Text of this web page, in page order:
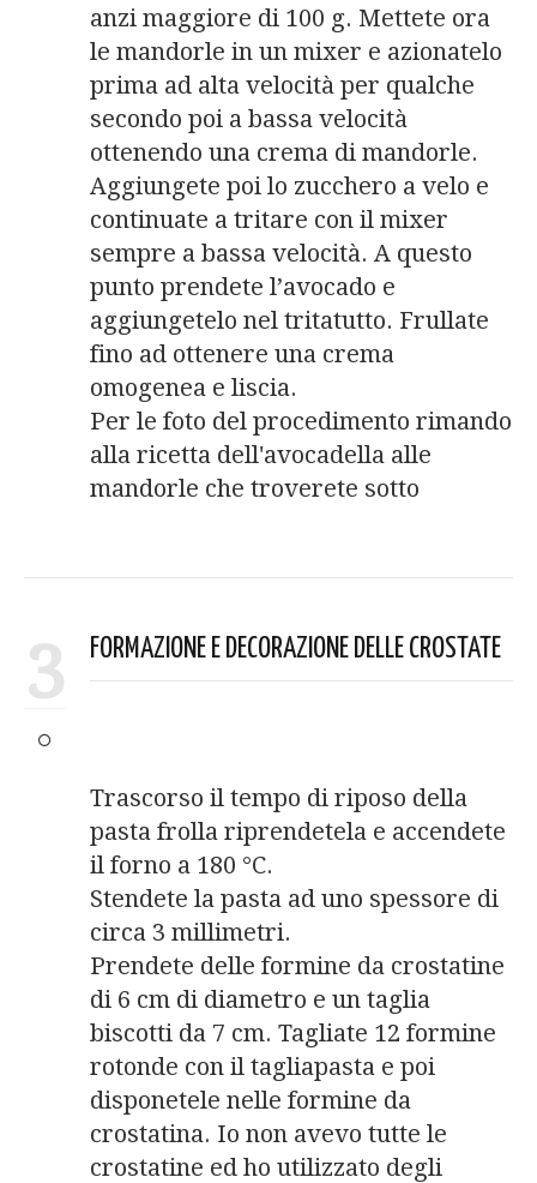
anzi maggiore di 100 g. Mettete ora
le mandorle in un mixer e azionatelo
prima ad alta velocità per qualche
secondo poi a bassa velocità
ottenendo una crema di mandorle.
Aggiungete poi lo zucchero a velo e
continuate a tritare con il mixer
sempre a bassa velocità. A questo
punto prendete l’avocado e
aggiungetelo nel tritatutto. Frullate
fino ad ottenere una crema
omogenea e liscia.
Per le foto del procedimento rimando
alla ricetta dell'avocadella alle
mandorle che troverete sotto
3 FORMAZIONE E DECORAZIONE DELLE CROSTATE
Trascorso il tempo di riposo della
pasta frolla riprendetela e accendete
il forno a 180 °C.
Stendete la pasta ad uno spessore di
circa 3 millimetri.
Prendete delle formine da crostatine
di 6 cm di diametro e un taglia
biscotti da 7 cm. Tagliate 12 formine
rotonde con il tagliapasta e poi
disponetele nelle formine da
crostatina. Io non avevo tutte le
crostatine ed ho utilizzato degli